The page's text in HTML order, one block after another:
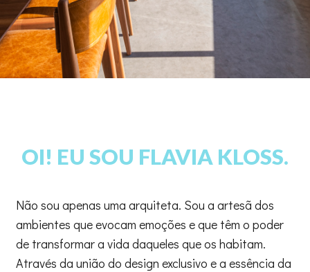
OI! EU SOU FLAVIA KLOSS.
Não sou apenas uma arquiteta. Sou a artesã dos
ambientes que evocam emoções e que têm o poder
de transformar a vida daqueles que os habitam.
Através da união do design exclusivo e a essência da